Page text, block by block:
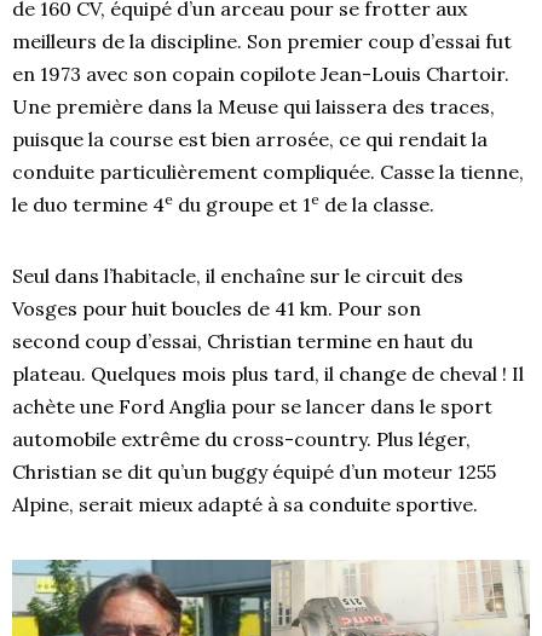
de 160 CV, équipé d’un arceau pour se frotter aux
meilleurs de la discipline. Son premier coup d’essai fut
en 1973 avec son copain copilote Jean-Louis Chartoir.
Une première dans la Meuse qui laissera des traces,
puisque la course est bien arrosée, ce qui rendait la
conduite particulièrement compliquée. Casse la tienne,
le duo termine 4e du groupe et 1e de la classe.
Seul dans l’habitacle, il enchaîne sur le circuit des
Vosges pour huit boucles de 41 km. Pour son
second coup d’essai, Christian termine en haut du
plateau. Quelques mois plus tard, il change de cheval ! Il
achète une Ford Anglia pour se lancer dans le sport
automobile extrême du cross-country. Plus léger,
Christian se dit qu’un buggy équipé d’un moteur 1255
Alpine, serait mieux adapté à sa conduite sportive.